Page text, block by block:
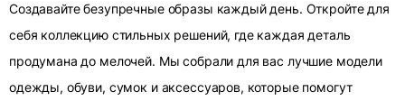
Создавайте безупречные образы каждый день. Откройте для
себя коллекцию стильных решений, где каждая деталь
продумана до мелочей. Мы собрали для вас лучшие модели
одежды, обуви, сумок и аксессуаров, которые помогут